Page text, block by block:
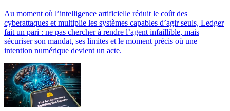
Au moment où l’intelligence artificielle réduit le coût des
cyberattaques et multiplie les systèmes capables d’agir seuls, Ledger
fait un pari : ne pas chercher à rendre l’agent infaillible, mais
sécuriser son mandat, ses limites et le moment précis où une
intention numérique devient un acte.